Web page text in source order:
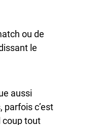
ou de
le
aussi
parfois c’est
coup tout